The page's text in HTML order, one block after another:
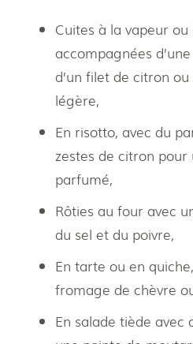
Cuites à la vapeur ou
accompagnées
d’un filet de citron
légère,
En risotto, avec du
zestes de citron
parfumé,
Rôties au four avec
du sel et du poivre,
En tarte ou en
fromage de chèvre
En salade tiède